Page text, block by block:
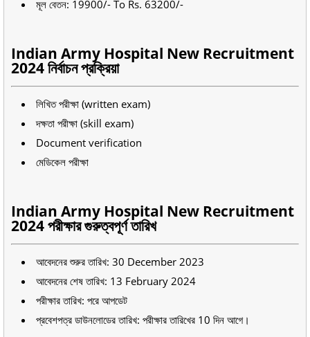
মূল বেতন: 19900/- To Rs. 63200/-
Indian Army Hospital New Recruitment
2024 নির্বাচন প্রক্রিয়া
লিখিত পরীক্ষা (written exam)
দক্ষতা পরীক্ষা (skill exam)
Document verification
মেডিকেল পরীক্ষা
Indian Army Hospital New Recruitment
2024 পরীক্ষার গুরুত্বপূর্ণ তারিখ
আবেদনের শুরুর তারিখ: 30 December 2023
আবেদনের শেষ তারিখ: 13 February 2024
পরীক্ষার তারিখ: পরে আপডেট
প্রবেশপত্র ডাউনলোডের তারিখ: পরীক্ষার তারিখের 10 দিন আগে।